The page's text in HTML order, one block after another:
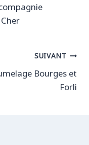
SUIVANT
Bourges et
Forli